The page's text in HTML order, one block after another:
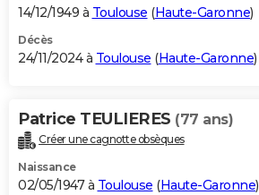
14/12/1949 à Toulouse (Haute-Garonne)
Décès
24/11/2024 à Toulouse (Haute-Garonne)
Patrice TEULIERES (77 ans)
Créer une cagnotte obsèques
Naissance
02/05/1947 à Toulouse (Haute-Garonne)